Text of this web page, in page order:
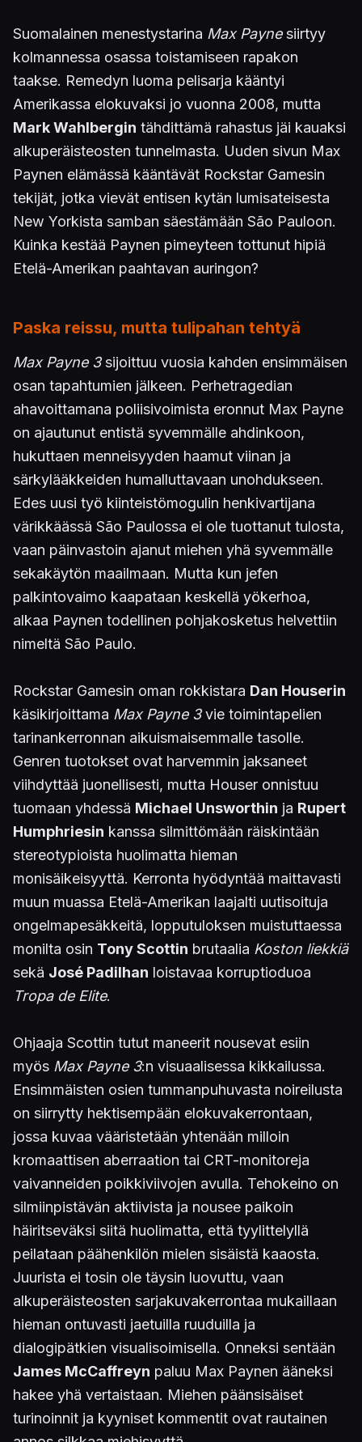
Suomalainen menestystarina Max Paynesiirtyy
kolmannessa osassa toistamiseen rapakon
taakse. Remedyn luoma pelisarja kääntyi
Amerikassa elokuvaksi jo vuonna 2008, mutta
Mark Wahlbergin tähdittämä rahastus jäi kauaksi
alkuperäisteosten tunnelmasta. Uuden sivun Max
Paynen elämässä kääntävät Rockstar Gamesin
tekijät, jotka vievät entisen kytän lumisateisesta
New Yorkista samban säestämään São Pauloon.
Kuinka kestää Paynen pimeyteen tottunut hipiä
Etelä-Amerikan paahtavan auringon?
Paska reissu, mutta tulipahan tehtyä
Max Payne 3sijoittuu vuosia kahden ensimmäisen
osan tapahtumien jälkeen. Perhetragedian
ahavoittamana poliisivoimista eronnut Max Payne
on ajautunut entistä syvemmälle ahdinkoon,
hukuttaen menneisyyden haamut viinan ja
särkylääkkeiden humalluttavaan unohdukseen.
Edes uusi työ kiinteistömogulin henkivartijana
värikkäässä São Paulossa ei ole tuottanut tulosta,
vaan päinvastoin ajanut miehen yhä syvemmälle
sekakäytön maailmaan. Mutta kun jefen
palkintovaimo kaapataan keskellä yökerhoa,
alkaa Paynen todellinen pohjakosketus helvettiin
nimeltä São Paulo.
Rockstar Gamesin oman rokkistara Dan Houserin
käsikirjoittama Max Payne 3vie toimintapelien
tarinankerronnan aikuismaisemmalle tasolle.
Genren tuotokset ovat harvemmin jaksaneet
viihdyttää juonellisesti, mutta Houser onnistuu
tuomaan yhdessä Michael Unsworthin ja Rupert
Humphriesin kanssa silmittömään räiskintään
stereotypioista huolimatta hieman
monisäikeisyyttä. Kerronta hyödyntää maittavasti
muun muassa Etelä-Amerikan laajalti uutisoituja
ongelmapesäkkeitä, lopputuloksen muistuttaessa
monilta osin Tony Scottin brutaalia Koston liekkiä
sekä José Padilhan loistavaa korruptioduoa
Tropa de Elite.
Ohjaaja Scottin tutut maneerit nousevat esiin
myös Max Payne 3:n visuaalisessa kikkailussa.
Ensimmäisten osien tummanpuhuvasta noireilusta
on siirrytty hektisempään elokuvakerrontaan,
jossa kuvaa vääristetään yhtenään milloin
kromaattisen aberraation tai CRT-monitoreja
vaivanneiden poikkiviivojen avulla. Tehokeino on
silmiinpistävän aktiivista ja nousee paikoin
häiritseväksi siitä huolimatta, että tyylittelyllä
peilataan päähenkilön mielen sisäistä kaaosta.
Juurista ei tosin ole täysin luovuttu, vaan
alkuperäisteosten sarjakuvakerrontaa mukaillaan
hieman ontuvasti jaetuilla ruuduilla ja
dialogipätkien visualisoimisella. Onneksi sentään
James McCaffreyn paluu Max Paynen ääneksi
hakee yhä vertaistaan. Miehen päänsisäiset
turinoinnit ja kyyniset kommentit ovat rautainen